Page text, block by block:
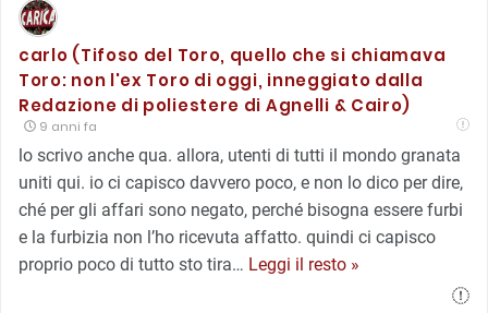
carlo (Tifoso del Toro, quello che si chiamava
Toro: non l'ex Toro di oggi, inneggiato dalla
Redazione di poliestere di Agnelli & Cairo)
9 anni fa
lo scrivo anche qua. allora, utenti di tutti il mondo granata
uniti qui. io ci capisco davvero poco, e non lo dico per dire,
ché per gli affari sono negato, perché bisogna essere furbi
e la furbizia non l’ho ricevuta affatto. quindi ci capisco
proprio poco di tutto sto tira… Leggi il resto »